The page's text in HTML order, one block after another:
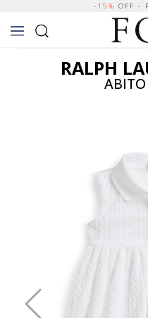
-15% OFF -
RALPH
ABITO